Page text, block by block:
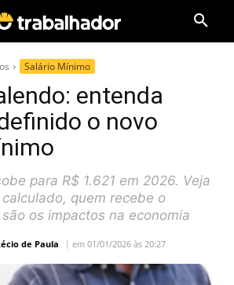
Salário Mínimo
entenda
o novo
para R$ 1.621 em 2026. Veja
quem recebe o
os impactos na economia
de Paula em 01/01/2026 às 20:27